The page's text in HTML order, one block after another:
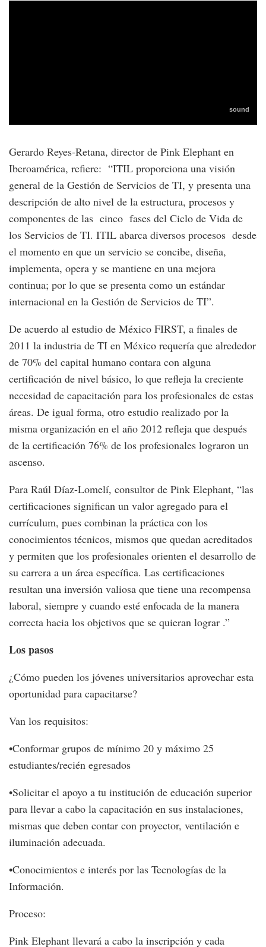
Gerardo Reyes-Retana, director de Pink Elephant en
Iberoamérica, refiere: “ITIL proporciona una visión
general de la Gestión de Servicios de TI, y presenta una
descripción de alto nivel de la estructura, procesos y
componentes de las cinco fases del Ciclo de Vida de
los Servicios de TI. ITIL abarca diversos procesos desde
el momento en que un servicio se concibe, diseña,
implementa, opera y se mantiene en una mejora
continua; por lo que se presenta como un estándar
internacional en la Gestión de Servicios de TI”.
De acuerdo al estudio de México FIRST, a finales de
2011 la industria de TI en México requería que alrededor
de 70% del capital humano contara con alguna
certificación de nivel básico, lo que refleja la creciente
necesidad de capacitación para los profesionales de estas
áreas. De igual forma, otro estudio realizado por la
misma organización en el año 2012 refleja que después
de la certificación 76% de los profesionales lograron un
ascenso.
Para Raúl Díaz-Lomelí, consultor de Pink Elephant, “las
certificaciones significan un valor agregado para el
currículum, pues combinan la práctica con los
conocimientos técnicos, mismos que quedan acreditados
y permiten que los profesionales orienten el desarrollo de
su carrera a un área específica. Las certificaciones
resultan una inversión valiosa que tiene una recompensa
laboral, siempre y cuando esté enfocada de la manera
correcta hacia los objetivos que se quieran lograr .”
Los pasos
¿Cómo pueden los jóvenes universitarios aprovechar esta
oportunidad para capacitarse?
Van los requisitos:
•Conformar grupos de mínimo 20 y máximo 25
estudiantes/recién egresados
•Solicitar el apoyo a tu institución de educación superior
para llevar a cabo la capacitación en sus instalaciones,
mismas que deben contar con proyector, ventilación e
iluminación adecuada.
•Conocimientos e interés por las Tecnologías de la
Información.
Proceso:
Pink Elephant llevará a cabo la inscripción y cada